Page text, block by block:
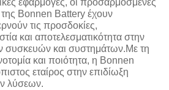
εφαρμογές, οι προσαρμοσμένες
της Bonnen Battery έχουν
τις προσδοκίες,
και αποτελεσματικότητα στην
συσκευών και συστημάτων.Με τη
και ποιότητα, η Bonnen
εταίρος στην επιδίωξη
λύσεων.